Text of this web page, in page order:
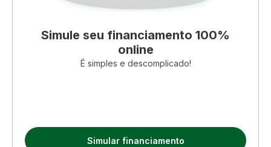
Simule seu financiamento 100%
online
É simples e descomplicado!
Simular financiamento